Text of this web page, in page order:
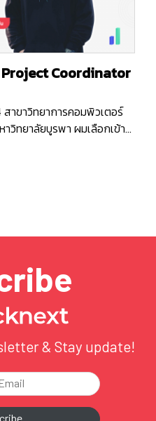
Coordinator
าขาวิทยาการคอมพิวเตอร์
วิทยาลัยบูรพา ผมเลือกเข้า
รั้งแรก บอกเลยว่าผมไม่รู้
นเพื่อนซักคนเลย จนเริ่มเอะใจ
& Stay update!